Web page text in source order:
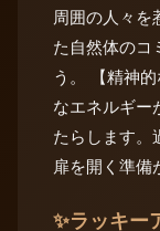
周囲の人々を
た自然体のコ
う。 【精神
なエネルギー
たらします。
扉を開く準備
✨ラッキー